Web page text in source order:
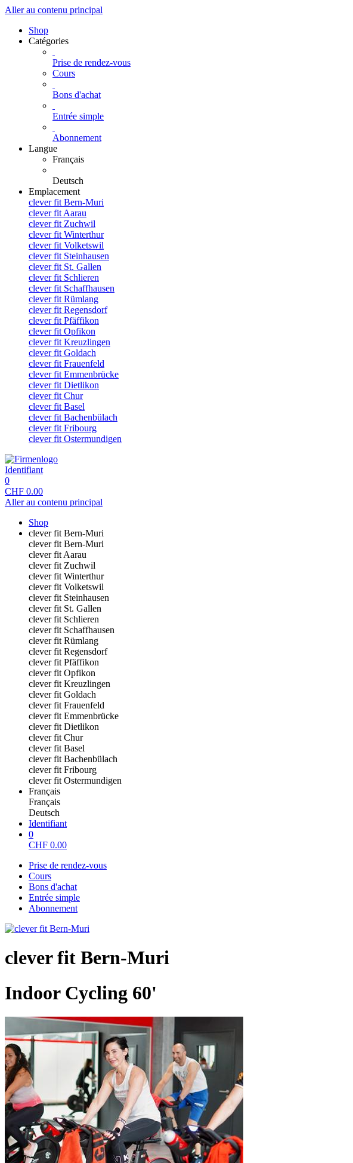
Aller au contenu principal
Shop
Catégories
Prise de rendez-vous
Cours
Bons d'achat
Entrée simple
Abonnement
Langue
Français
Deutsch
Emplacement
clever fit Bern-Muri
clever fit Aarau
clever fit Zuchwil
clever fit Winterthur
clever fit Volketswil
clever fit Steinhausen
clever fit St. Gallen
clever fit Schlieren
clever fit Schaffhausen
clever fit Rümlang
clever fit Regensdorf
clever fit Pfäffikon
clever fit Opfikon
clever fit Kreuzlingen
clever fit Goldach
clever fit Frauenfeld
clever fit Emmenbrücke
clever fit Dietlikon
clever fit Chur
clever fit Basel
clever fit Bachenbülach
clever fit Fribourg
clever fit Ostermundigen
Identifiant
0
CHF 0.00
Aller au contenu principal
Shop
clever fit Bern-Muri
clever fit Bern-Muri
clever fit Aarau
clever fit Zuchwil
clever fit Winterthur
clever fit Volketswil
clever fit Steinhausen
clever fit St. Gallen
clever fit Schlieren
clever fit Schaffhausen
clever fit Rümlang
clever fit Regensdorf
clever fit Pfäffikon
clever fit Opfikon
clever fit Kreuzlingen
clever fit Goldach
clever fit Frauenfeld
clever fit Emmenbrücke
clever fit Dietlikon
clever fit Chur
clever fit Basel
clever fit Bachenbülach
clever fit Fribourg
clever fit Ostermundigen
Français
Français
Deutsch
Identifiant
0
CHF 0.00
Prise de rendez-vous
Cours
Bons d'achat
Entrée simple
Abonnement
clever fit Bern-Muri
Indoor Cycling 60'